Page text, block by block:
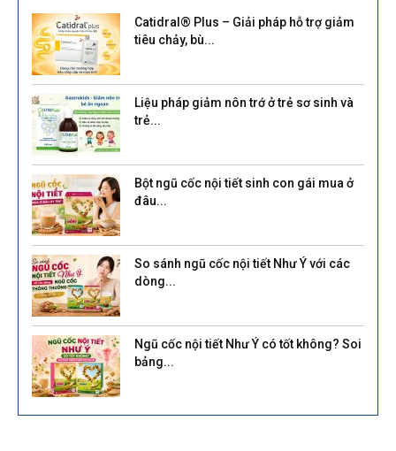
Catidral® Plus – Giải pháp hỗ trợ giảm
tiêu chảy, bù...
Liệu pháp giảm nôn trớ ở trẻ sơ sinh và
trẻ...
Bột ngũ cốc nội tiết sinh con gái mua ở
đâu...
So sánh ngũ cốc nội tiết Như Ý với các
dòng...
Ngũ cốc nội tiết Như Ý có tốt không? Soi
bảng...